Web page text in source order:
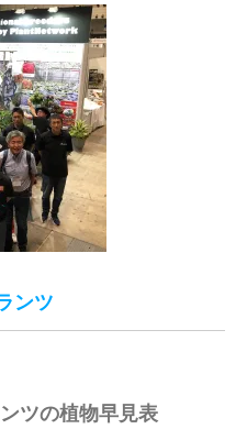
ンツ
ツの植物早見表